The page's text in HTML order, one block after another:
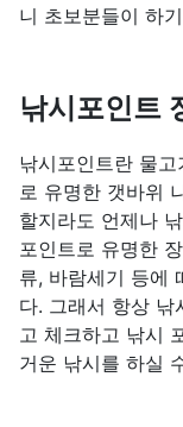
니 초보분들이 하
낚시포인트
낚시포인트란 물
로 유명한 갯바위
할지라도 언제나
포인트로 유명한
류, 바람세기 등에
다. 그래서 항상 낚
고 체크하고 낚시
거운 낚시를 하실